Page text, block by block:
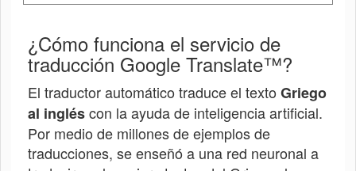
¿Cómo funciona el servicio de
traducción Google Translate™?
El traductor automático traduce el texto Griego
al ingléscon la ayuda de inteligencia artificial.
Por medio de millones de ejemplos de
traducciones, se enseñó a una red neuronal a